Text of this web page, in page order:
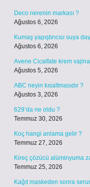
Deco nerenin markası ?
Ağustos 6, 2026
Kumaş yapıştırıcısı suya
Ağustos 6, 2026
Avene Cicalfate krem
Ağustos 5, 2026
ABC neyin kısaltmasıdır ?
Ağustos 3, 2026
629’da ne oldu ?
Temmuz 30, 2026
Koç hangi anlama gelir ?
Temmuz 27, 2026
Kireç çözücü alüminyuma
Temmuz 25, 2026
Kağıt maskeden sonra